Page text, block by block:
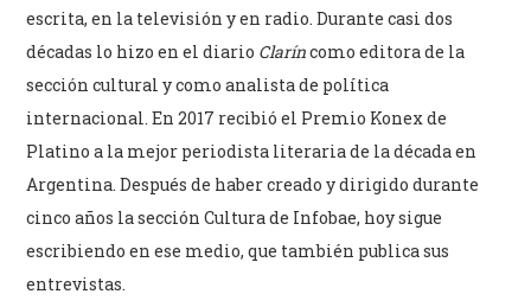
escrita, en la televisión y en radio. Durante casi dos
décadas lo hizo en el diario Claríncomo editora de la
sección cultural y como analista de política
internacional. En 2017 recibió el Premio Konex de
Platino a la mejor periodista literaria de la década en
Argentina. Después de haber creado y dirigido durante
cinco años la sección Cultura de Infobae, hoy sigue
escribiendo en ese medio, que también publica sus
entrevistas.